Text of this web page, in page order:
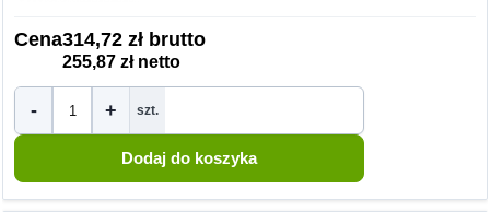
Cena314,72 zł brutto
255,87 zł netto
- + szt.